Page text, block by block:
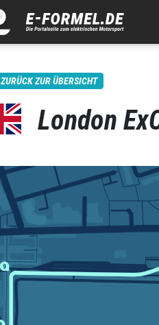
ZURÜCK ZUR ÜBERSICHT
London